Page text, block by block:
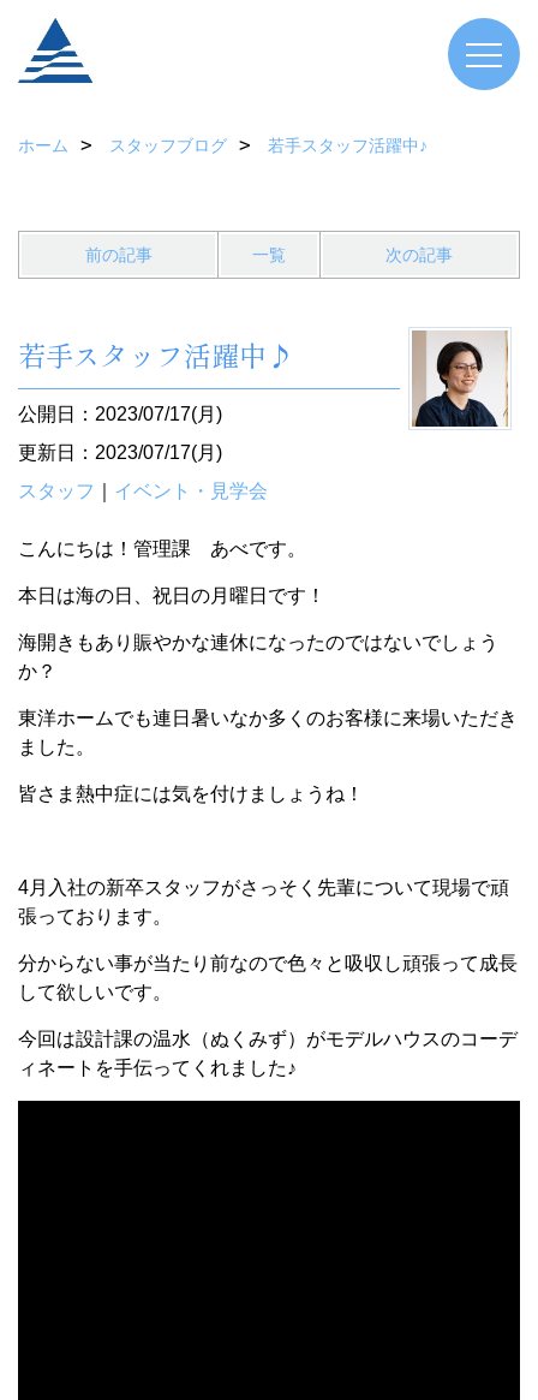
ホーム スタッフブログ 若手スタッフ活躍中♪
前の記事 一覧 次の記事
若手スタッフ活躍中♪
公開日：2023/07/17(月)
更新日：2023/07/17(月)
スタッフ
イベント・見学会
こんにちは！管理課 あべです。
本日は海の日、祝日の月曜日です！
海開きもあり賑やかな連休になったのではないでしょう
か？
東洋ホームでも連日暑いなか多くのお客様に来場いただき
ました。
皆さま熱中症には気を付けましょうね！
4月入社の新卒スタッフがさっそく先輩について現場で頑
張っております。
分からない事が当たり前なので色々と吸収し頑張って成長
して欲しいです。
今回は設計課の温水（ぬくみず）がモデルハウスのコーデ
ィネートを手伝ってくれました♪